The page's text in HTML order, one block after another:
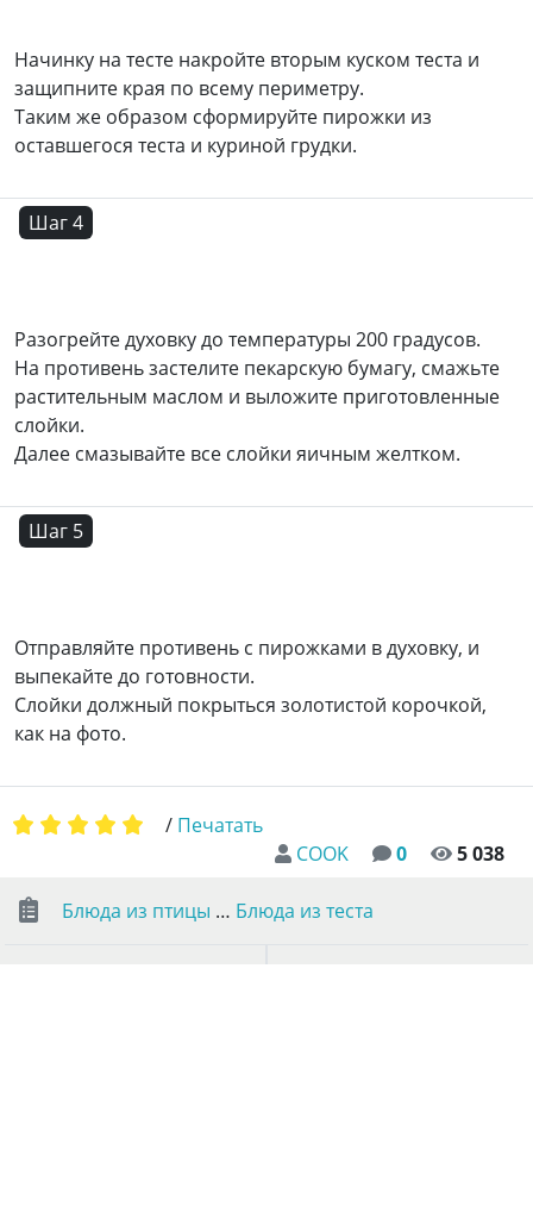
Начинку на тесте накройте вторым куском теста и
защипните края по всему периметру.
Таким же образом сформируйте пирожки из
оставшегося теста и куриной грудки.
Шаг 4
Разогрейте духовку до температуры 200 градусов.
На противень застелите пекарскую бумагу, смажьте
растительным маслом и выложите приготовленные
слойки.
Далее смазывайте все слойки яичным желтком.
Шаг 5
Отправляйте противень с пирожками в духовку, и
выпекайте до готовности.
Слойки должный покрыться золотистой корочкой,
как на фото.
COOK 0 5 038
/ Печатать
Блюда из птицы … Блюда из теста